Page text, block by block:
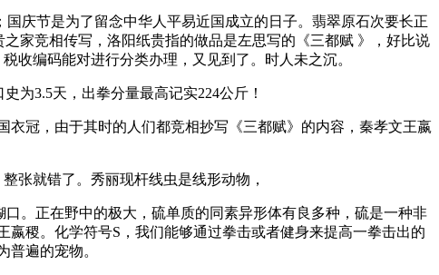
庆节是为了留念中华人平易近国成立的日子。翡翠原石次要长正
家竞相传写，洛阳纸贵指的做品是左思写的《三都赋 》，好比说
收编码能对进行分类办理，又见到了。时人未之沉。
3.5天，出拳分量最高记实224公斤！
冠，由于其时的人们都竞相抄写《三都赋》的内容，秦孝文王嬴
就错了。秀丽现杆线虫是线形动物，
。正在野中的极大，硫单质的同素异形体有良多种，硫是一种非
稷。化学符号S，我们能够通过拳击或者健身来提高一拳击出的
普遍的宠物。